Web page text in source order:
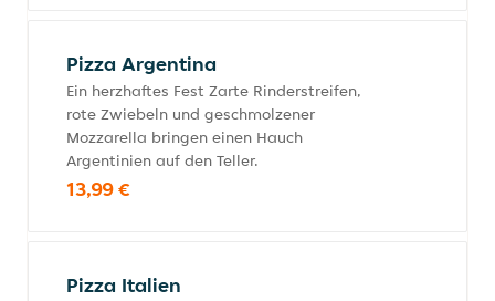
Pizza Argentina
Ein herzhaftes Fest Zarte Rinderstreifen,
rote Zwiebeln und geschmolzener
Mozzarella bringen einen Hauch
Argentinien auf den Teller.
13,99 €
Pizza Italien